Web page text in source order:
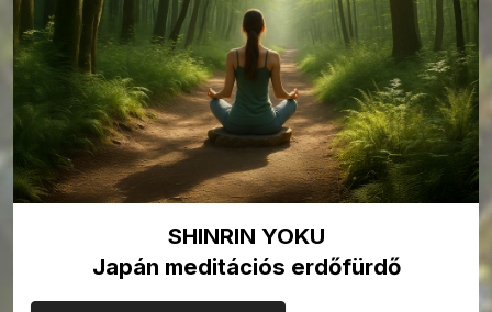
SHINRIN YOKU
Japán meditációs erdőfürdő